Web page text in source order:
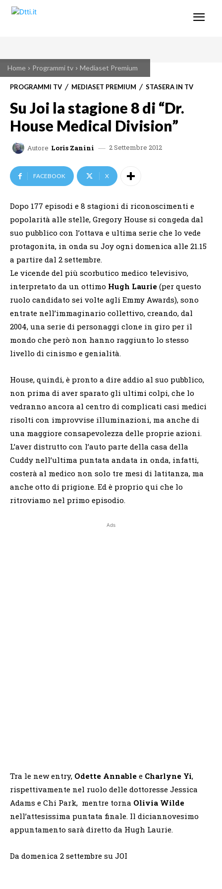
Home Programmi tv Mediaset Premium
PROGRAMMI TV MEDIASET PREMIUM STASERA IN TV
Su Joi la stagione 8 di “Dr.
House Medical Division”
Autore Loris Zanini 2 Settembre 2012
FACEBOOK X
Dopo 177 episodi e 8 stagioni di riconoscimenti e
popolarità alle stelle, Gregory House si congeda dal
suo pubblico con l’ottava e ultima serie che lo vede
protagonita, in onda su Joy ogni domenica alle 21.15
a partire dal 2 settembre.
Le vicende del più scorbutico medico televisivo,
interpretato da un ottimo Hugh Laurie (per questo
ruolo candidato sei volte agli Emmy Awards), sono
entrate nell’immaginario collettivo, creando, dal
2004, una serie di personaggi clone in giro per il
mondo che però non hanno raggiunto lo stesso
livello di cinismo e genialità.
House, quindi, è pronto a dire addio al suo pubblico,
non prima di aver sparato gli ultimi colpi, che lo
vedranno ancora al centro di complicati casi medici
risolti con improvvise illuminazioni, ma anche di
una maggiore consapevolezza delle proprie azioni.
L’aver distrutto con l’auto parte della casa della
Cuddy nell’ultima puntata andata in onda, infatti,
costerà al medico non solo tre mesi di latitanza, ma
anche otto di prigione. Ed è proprio qui che lo
ritroviamo nel primo episodio.
Ads
Tra le new entry, Odette Annable e Charlyne Yi,
rispettivamente nel ruolo delle dottoresse Jessica
Adams e Chi Park, mentre torna Olivia Wilde
nell’attesissima puntata finale. Il diciannovesimo
appuntamento sarà diretto da Hugh Laurie.
Da domenica 2 settembre su JOI